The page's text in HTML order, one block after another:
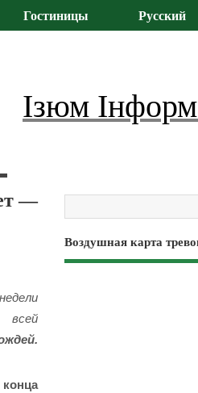
Гостиницы Русский
Ізюм
—
Воздушная карта